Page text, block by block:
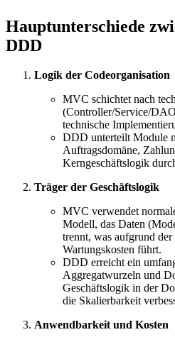
Hauptunterschiede
DDD
Logik der Codeorganisation
MVC schichtet nach
(Controller/Service/
technische
DDD unterteilt Module
Auftragsdomäne,
Kerngeschäftslogik
Träger der Geschäftslogik
MVC verwendet
Modell, das Daten
trennt, was aufgrund
Wartungskosten führt.
DDD erreicht ein
Aggregatwurzeln und
Geschäftslogik in der
die Skalierbarkeit
Anwendbarkeit und Kosten